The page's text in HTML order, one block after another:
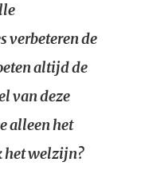
verbeteren de
altijd de
van deze
alleen het
het welzijn?